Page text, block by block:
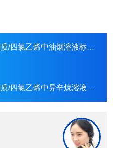
中油烟溶液标准物质1000 μg/mL10mL
中异辛烷溶液标准物质1000μg/mL10mL